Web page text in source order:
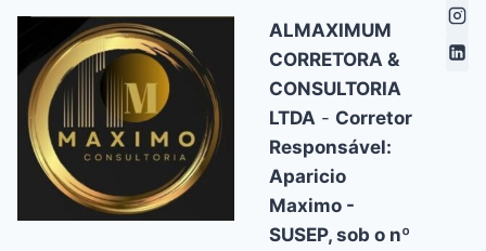
CUIDADOS
MÉDICOS
PARA
VOCÊ
E
SUA
EMPRESA
ALMAXIMUM
CORRETORA &
CONSULTORIA
LTDA - Corretor
Responsável:
Aparicio
Maximo -
SUSEP, sob o nº